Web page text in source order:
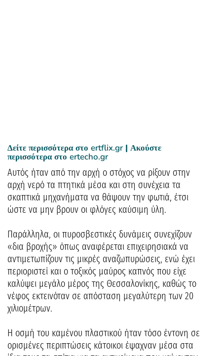
Δείτε περισσότερα στο ertflix.gr| Ακούστε
περισσότερα στο ertecho.gr
Αυτός ήταν από την αρχή ο στόχος να ρίξουν στην
αρχή νερό τα πτητικά μέσα και στη συνέχεια τα
σκαπτικά μηχανήματα να θάψουν την φωτιά, έτσι
ώστε να μην βρουν οι φλόγες καύσιμη ύλη.
Παράλληλα, οι πυροσβεστικές δυνάμεις συνεχίζουν
«δια βροχής» όπως αναφέρεται επιχειρησιακά να
αντιμετωπίζουν τις μικρές αναζωπυρώσεις, ενώ έχει
περιοριστεί και ο τοξικός μαύρος καπνός που είχε
καλύψει μεγάλο μέρος της Θεσσαλονίκης, καθώς το
νέφος εκτεινόταν σε απόσταση μεγαλύτερη των 20
χιλιομέτρων.
Η οσμή του καμένου πλαστικού ήταν τόσο έντονη σε
ορισμένες περιπτώσεις κάτοικοι έψαχναν μέσα στα